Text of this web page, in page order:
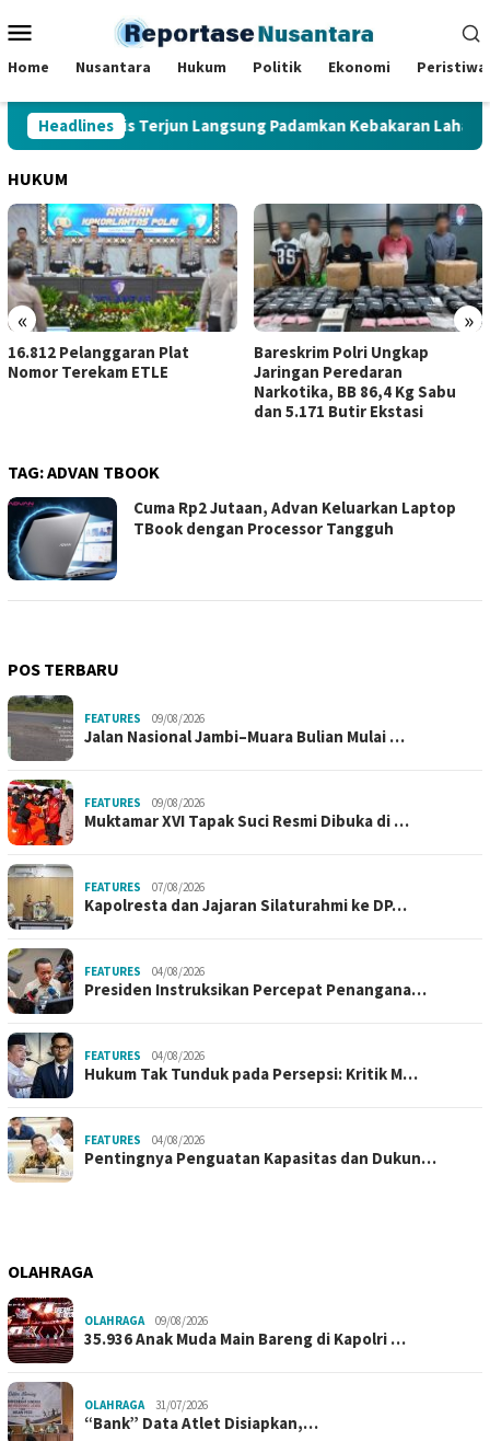
ke
Mobile
Home Nusantara Hukum Politik Ekonomi Peristiwa
Headlines
Al Haris Terjun Langsung Padamkan Kebakaran Lahan
HUKUM
« »
Bareskrim Polri Ungkap
Jaringan Peredaran
Narkotika, BB 86,4 Kg Sabu
Kerja Sama dengan
Sumbagsel, Kejati
Perkuat Kepastian
TAG:ADVAN TBOOK
Cuma Rp2 Jutaan, Advan Keluarkan Laptop
TBook dengan Processor Tangguh
POS TERBARU
FEATURES 09/08/2026
Jalan Nasional Jambi–Muara Bulian Mulai …
FEATURES 09/08/2026
Muktamar XVI Tapak Suci Resmi Dibuka di …
FEATURES 07/08/2026
Kapolresta dan Jajaran Silaturahmi ke DP…
FEATURES 04/08/2026
Presiden Instruksikan Percepat Penangana…
FEATURES 04/08/2026
Hukum Tak Tunduk pada Persepsi: Kritik M…
FEATURES 04/08/2026
Pentingnya Penguatan Kapasitas dan Dukun…
OLAHRAGA
OLAHRAGA 09/08/2026
35.936 Anak Muda Main Bareng di Kapolri …
OLAHRAGA 31/07/2026
“Bank” Data Atlet Disiapkan,…